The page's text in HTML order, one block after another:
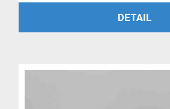
byla:
PŘIDAT DO
DETAIL